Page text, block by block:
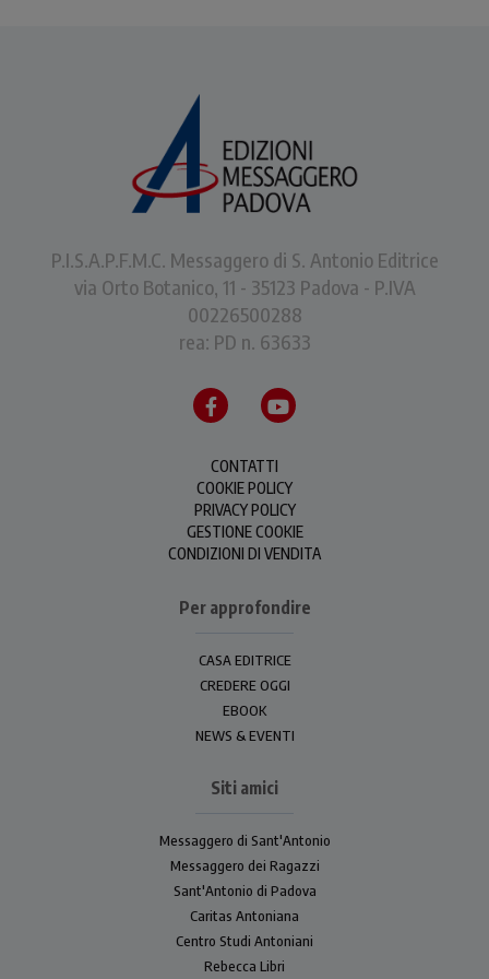
P.I.S.A.P.F.M.C. Messaggero di S. Antonio Editrice
via Orto Botanico, 11 - 35123 Padova - P.IVA
00226500288
rea: PD n. 63633
CONTATTI
COOKIE POLICY
PRIVACY POLICY
GESTIONE COOKIE
CONDIZIONI DI VENDITA
Per approfondire
CASA EDITRICE
CREDERE OGGI
EBOOK
NEWS & EVENTI
Siti amici
Messaggero di Sant'Antonio
Messaggero dei Ragazzi
Sant'Antonio di Padova
Caritas Antoniana
Centro Studi Antoniani
Rebecca Libri